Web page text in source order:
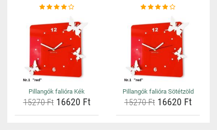
Pillangók falióra Kék
15270 Ft16620 Ft
Pillangók falióra Sötétzöld
15270 Ft16620 Ft